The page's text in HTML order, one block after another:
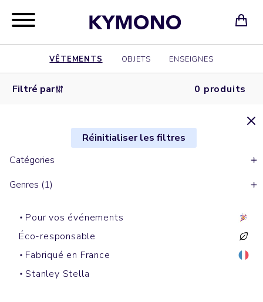
VÊTEMENTS OBJETS ENSEIGNES
Filtré par 0 produits
Réinitialiser les filtres
Catégories
Genres (1)
Pour vos événements
Éco-responsable
Fabriqué en France
Stanley Stella